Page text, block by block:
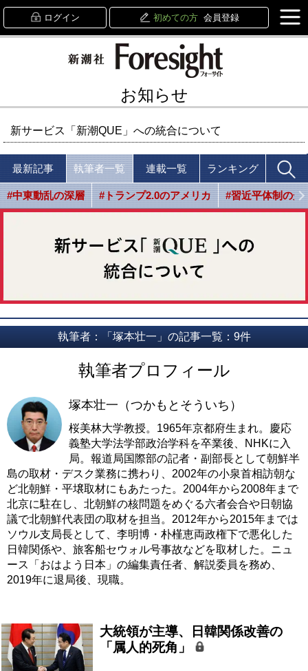
ログイン 初めての方 会員登録
お知らせ
新サービス「新潮QUE」への統合について
最新記事 執筆者一覧 連載一覧 ランキング
#中東動乱の深層 #トランプ2.0のアメリカ #習近平体制の光
執筆者：「塚本壮一」の記事一覧：9件
執筆者プロフィール
塚本壮一（つかもとそういち）
桜美林大学教授。1965年京都府生まれ。慶応
義塾大学法学部政治学科を卒業後、NHKに入
局。報道局国際部の記者・副部長として朝鮮半
島の取材・デスク業務に携わり、2002年の小泉首相訪朝な
ど北朝鮮・平壌取材にもあたった。2004年から2008年まで
北京に駐在し、北朝鮮の核問題をめぐる六者会合や日朝協
議で北朝鮮代表団の取材を担当。2012年から2015年までは
ソウル支局長として、李明博・朴槿恵両政権下で悪化した
日韓関係や、旅客船セウォル号事故などを取材した。ニュ
ース「おはよう日本」の編集責任者、解説委員を務め、
2019年に退局後、現職。
大統領が主導、日韓関係改善の
「属人的死角」